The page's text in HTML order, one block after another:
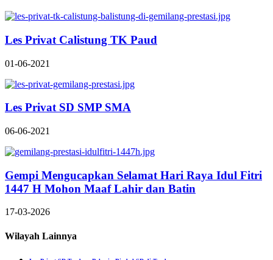
Les Privat Calistung TK Paud
01-06-2021
Les Privat SD SMP SMA
06-06-2021
Gempi Mengucapkan Selamat Hari Raya Idul Fitri
1447 H Mohon Maaf Lahir dan Batin
17-03-2026
Wilayah Lainnya